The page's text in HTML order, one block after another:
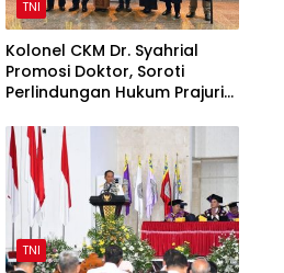
TNI
Kolonel CKM Dr. Syahrial
Promosi Doktor, Soroti
Perlindungan Hukum Prajurit
TNI